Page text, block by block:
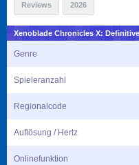
Reviews 2026
Xenoblade Chronicles X:
Genre
Spieleranzahl
Regionalcode
Auflösung / Hertz
Onlinefunktion